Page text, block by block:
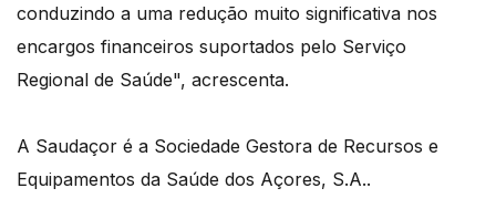
conduzindo a uma redução muito significativa nos
encargos financeiros suportados pelo Serviço
Regional de Saúde", acrescenta.
A Saudaçor é a Sociedade Gestora de Recursos e
Equipamentos da Saúde dos Açores, S.A..